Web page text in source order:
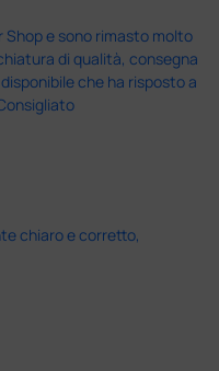
e sono rimasto molto
di qualità, consegna
che ha risposto a
chiaro e corretto,